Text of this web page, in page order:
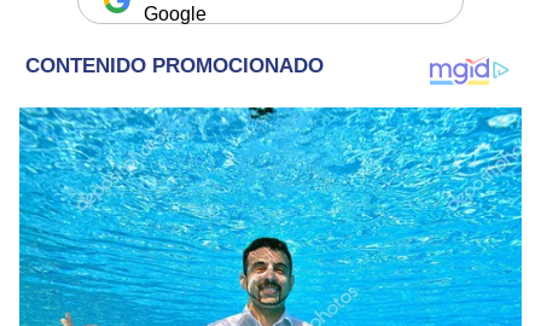
Google